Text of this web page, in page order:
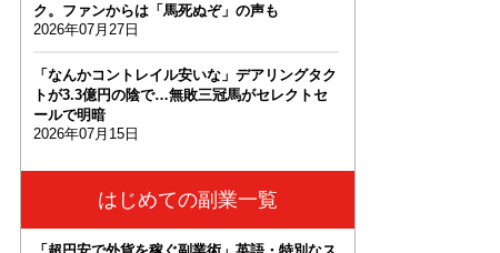
ク。ファンからは「馬死ぬぞ」の声も
2026年07月27日
「なんかコントレイル安いな」デアリングタク
トが3.3億円の陰で…無敗三冠馬がセレクトセ
ールで明暗
2026年07月15日
はじめての副業一覧